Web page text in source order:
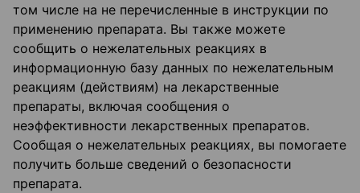
том числе на не перечисленные в инструкции по
применению препарата. Вы также можете
сообщить о нежелательных реакциях в
информационную базу данных по нежелательным
реакциям (действиям) на лекарственные
препараты, включая сообщения о
неэффективности лекарственных препаратов.
Сообщая о нежелательных реакциях, вы помогаете
получить больше сведений о безопасности
препарата.